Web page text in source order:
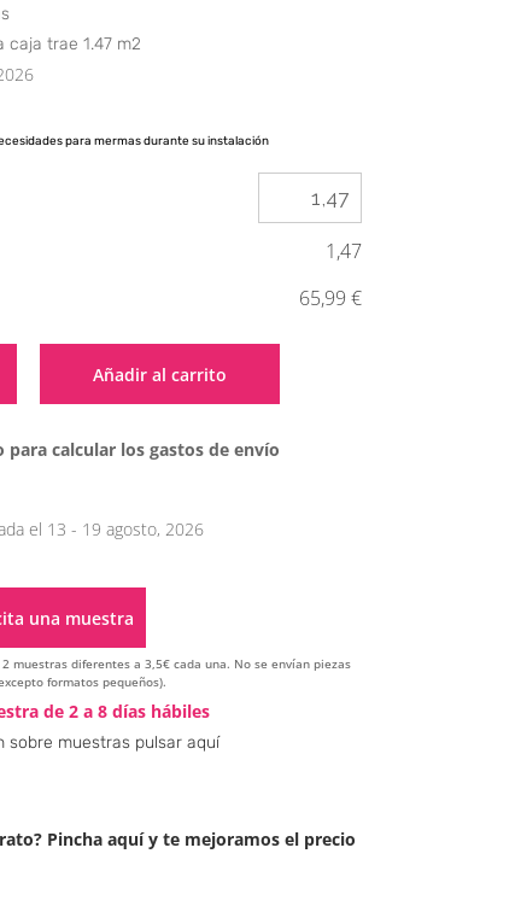
caja trae 1.47 m2
para mermas durante su instalación
1,47
65,99 €
Añadir al carrito
calcular los gastos de envío
el 13 - 19 agosto, 2026
una muestra
muestras diferentes a 3,5€ cada una. No se envían piezas
formatos pequeños).
Alternative:
de 2 a 8 días hábiles
sobre muestras pulsar aquí
Pincha aquí y te mejoramos el precio